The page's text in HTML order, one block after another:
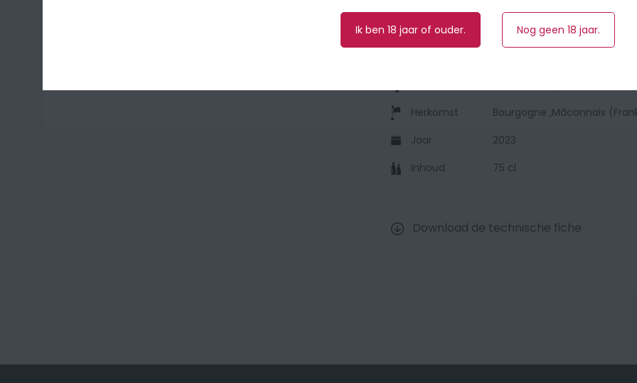
fijne charcuterie.
Herkomst
Bourgogne ,Mâconnais
Jaar
2023
Inhoud
75 cl
Download de technische fiche
Ik ben 18 jaar of ouder. Nog geen 18 jaar.